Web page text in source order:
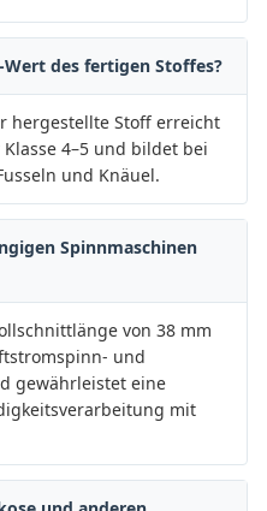
des fertigen Stoffes?
hergestellte Stoff erreicht
4–5 und bildet bei
und Knäuel.
Spinnmaschinen
von 38 mm
und
gewährleistet eine
mit